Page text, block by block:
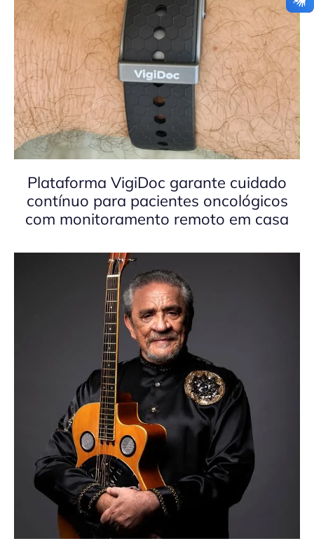
Plataforma VigiDoc garante cuidado
contínuo para pacientes oncológicos
com monitoramento remoto em casa